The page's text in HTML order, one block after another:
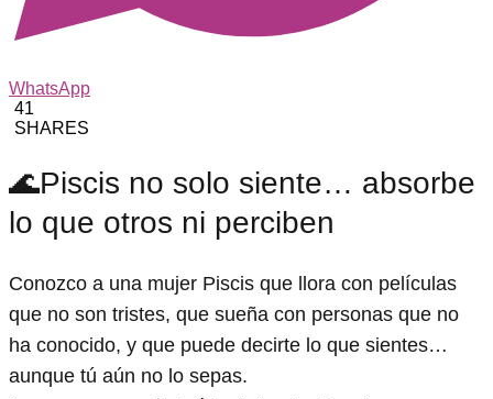
WhatsApp
41
SHARES
🌊Piscis no solo siente… absorbe
lo que otros ni perciben
Conozco a una mujer Piscis que llora con películas
que no son tristes, que sueña con personas que no
ha conocido, y que puede decirte lo que sientes…
aunque tú aún no lo sepas.